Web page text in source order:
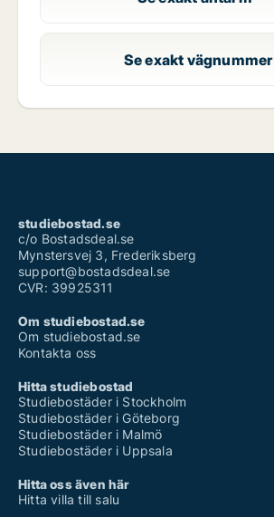
Se exakt vägnummer
studiebostad.se
c/o Bostadsdeal.se
Mynstersvej 3, Frederiksberg
support@bostadsdeal.se
CVR: 39925311
Om studiebostad.se
Om studiebostad.se
Kontakta oss
Hitta studiebostad
Studiebostäder i Stockholm
Studiebostäder i Göteborg
Studiebostäder i Malmö
Studiebostäder i Uppsala
Hitta oss även här
Hitta villa till salu